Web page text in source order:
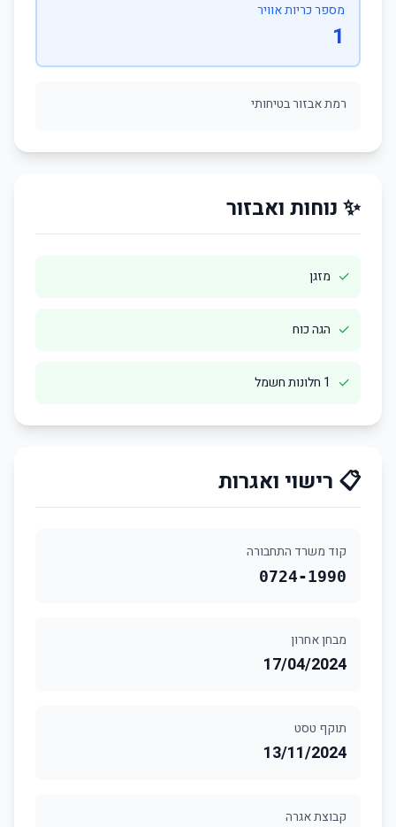
מספר כריות אוויר
1
רמת אבזור בטיחותי
✨ נוחות ואבזור
✓ מזגן
✓ הגה כוח
✓ 1 חלונות חשמל
📋 רישוי ואגרות
קוד משרד התחבורה
0724-1990
מבחן אחרון
17/04/2024
תוקף טסט
13/11/2024
קבוצת אגרה